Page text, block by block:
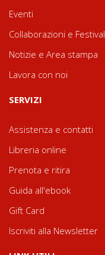
Eventi
Collaborazioni e Festival
Notizie e Area stampa
Lavora con noi
SERVIZI
Assistenza e contatti
Libreria online
Prenota e ritira
Guida all'ebook
Gift Card
Iscriviti alla Newsletter